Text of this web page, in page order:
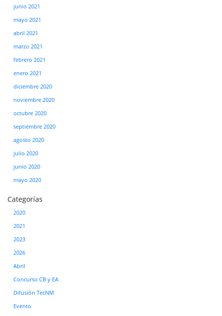
junio 2021
mayo 2021
abril 2021
marzo 2021
febrero 2021
enero 2021
diciembre 2020
noviembre 2020
octubre 2020
septiembre 2020
agosto 2020
julio 2020
junio 2020
mayo 2020
Categorías
2020
2021
2023
2026
Abril
Concurso CB y EA
Difusión TecNM
Evento